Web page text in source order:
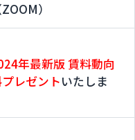
）
年最新版 賃料動向
レゼントいたしま